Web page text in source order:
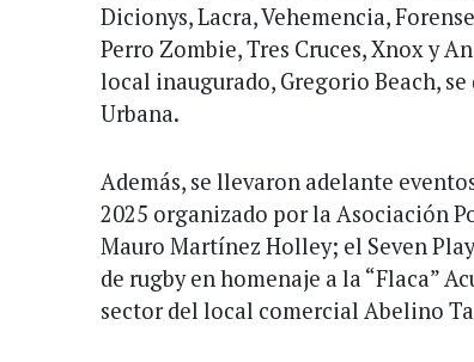
Dicionys, Lacra, Vehemencia,
Perro Zombie, Tres Cruces, Xnox y
local inaugurado, Gregorio Beach,
Urbana.
Además, se llevaron adelante
2025 organizado por la Asociación
Mauro Martínez Holley; el Seven
de rugby en homenaje a la “Flaca”
sector del local comercial Abelino